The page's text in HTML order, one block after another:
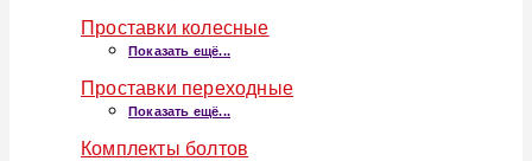
Проставки колесные
Показать ещё...
Проставки переходные
Показать ещё...
Комплекты болтов